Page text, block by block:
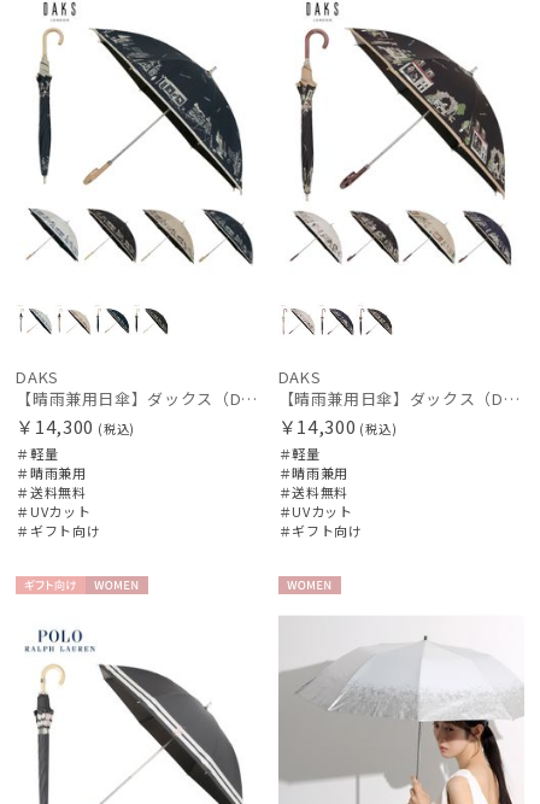
DAKS
【晴雨兼用日傘】ダックス（DAKS）街並み 遮光99.99％ UV99％ 軽量
￥14,300 (税込)
＃軽量
＃晴雨兼用
＃送料無料
＃UVカット
＃ギフト向け
DAKS
【晴雨兼用日傘】ダックス（DAKS）街並み 遮光99.99％ UV99％ 軽量
￥14,300 (税込)
＃軽量
＃晴雨兼用
＃送料無料
＃UVカット
＃ギフト向け
向け